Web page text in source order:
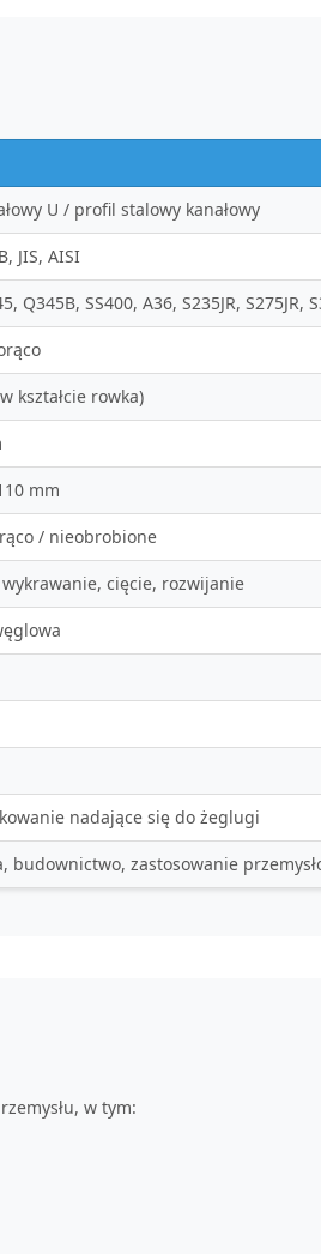
U / profil stalowy kanałowy
JIS, AISI
Q345B, SS400, A36, S235JR, S275JR,
kształcie rowka)
mm
/ nieobrobione
cięcie, rozwijanie
nadające się do żeglugi
budownictwo, zastosowanie
w tym: